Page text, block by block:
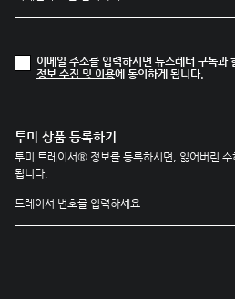
이메일 주소를 입력하시면 뉴스레터 구독과
정보 수집 및 이용에 동의하게 됩니다.
투미 상품 등록하기
투미 트레이서® 정보를 등록하시면, 잃어버린 수
됩니다.